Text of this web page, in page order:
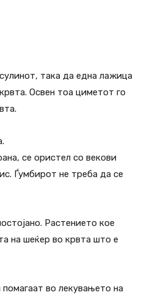
така да една лажица
Освен тоа циметот го
се ористел со векови
Ѓумбирот не треба да се
Растението кое
на шеќер во крвта што е
во лекувањето на